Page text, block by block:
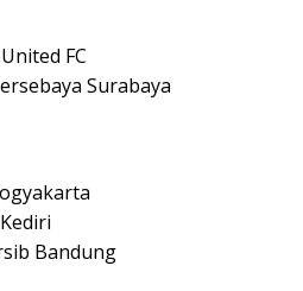
FC
Surabaya
Bandung